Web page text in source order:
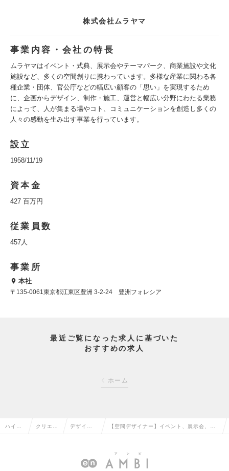
株式会社ムラヤマ
事業内容・会社の特長
ムラヤマはイベント・式典、展示会やテーマパーク、商業施設や文化
施設など、多くの空間創りに携わっています。多様な産業に関わる各
種企業・団体、官公庁などの幅広い顧客の「思い」を実現するため
に、企画からデザイン、制作・施工、運営と幅広い分野にわたる業務
によって、人が集まる場やコト、コミュニケーションを創造し多くの
人々の感動を生み出す事業を行っています。
設立
1958/11/19
資本金
427 百万円
従業員数
457人
事業所
本社
〒135-0061東京都江東区豊洲 3-2-24 豊洲フォレシア
最近ご覧になった求人に基づいた
おすすめの求人
ホーム
ハイク クリエイ デザイナ
他）の転
【空間デザイナー】イベント、展示会、企
画・デザイン・設計の求人情報